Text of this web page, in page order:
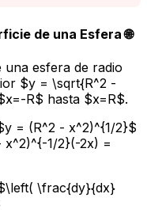
de una Esfera 🌐
una esfera de radio
$y = \sqrt{R^2 -
R$ hasta $x=R$.
= (R^2 - x^2)^{1/2}$
1/2}(-2x) =
\frac{dy}{dx}